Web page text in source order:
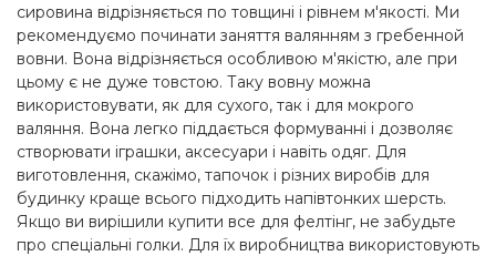
сировина відрізняється по товщині і рівнем м'якості. Ми
рекомендуємо починати заняття валянням з гребенной
вовни. Вона відрізняється особливою м'якістю, але при
цьому є не дуже товстою. Таку вовну можна
використовувати, як для сухого, так і для мокрого
валяння. Вона легко піддається формуванні і дозволяє
створювати іграшки, аксесуари і навіть одяг. Для
виготовлення, скажімо, тапочок і різних виробів для
будинку краще всього підходить напівтонких шерсть.
Якщо ви вирішили купити все для фелтінг, не забудьте
про спеціальні голки. Для їх виробництва використовують